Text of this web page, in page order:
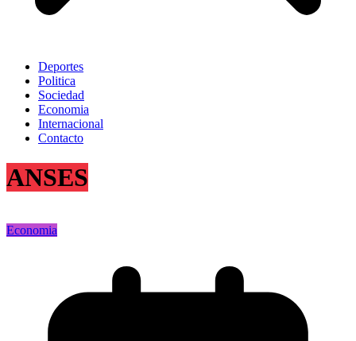
Deportes
Politica
Sociedad
Economia
Internacional
Contacto
ANSES
Economia